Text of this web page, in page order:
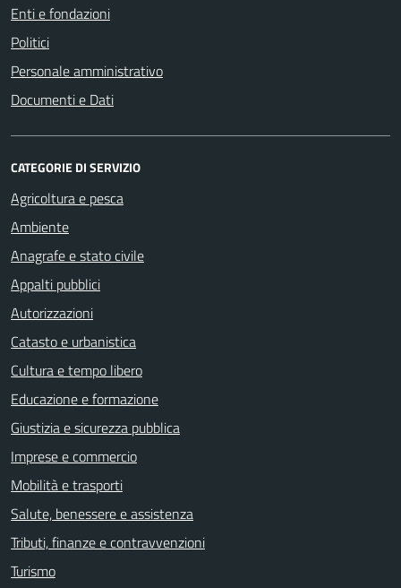
Enti e fondazioni
Politici
Personale amministrativo
Documenti e Dati
CATEGORIE DI SERVIZIO
Agricoltura e pesca
Ambiente
Anagrafe e stato civile
Appalti pubblici
Autorizzazioni
Catasto e urbanistica
Cultura e tempo libero
Educazione e formazione
Giustizia e sicurezza pubblica
Imprese e commercio
Mobilità e trasporti
Salute, benessere e assistenza
Tributi, finanze e contravvenzioni
Turismo